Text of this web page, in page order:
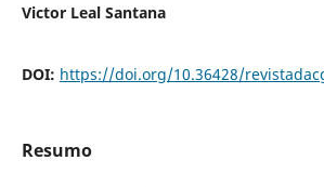
Victor Leal Santana
DOI: https://doi.org/10.36428/
Resumo